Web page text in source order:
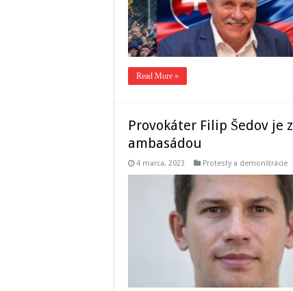
Read More »
Provokáter Filip Šedov je
ambasádou
4 marca, 2023 Protesty a demonštrácie